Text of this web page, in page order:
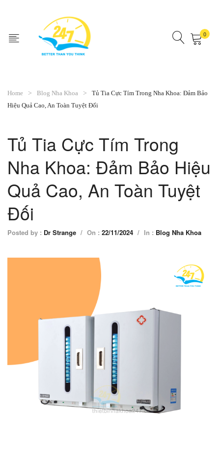
0
Home Blog Nha Khoa
Tủ Tia Cực Tím Trong Nha Khoa: Đảm Bảo
Hiệu Quả Cao, An Toàn Tuyệt Đối
Tủ Tia Cực Tím Trong
Nha Khoa: Đảm Bảo Hiệu
Quả Cao, An Toàn Tuyệt
Đối
Posted by : Dr Strange / On : 22/11/2024 / In : Blog Nha Khoa